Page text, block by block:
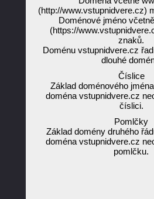
(http://www.vstupnidvere.cz)
Doménové jméno
(https://
znaků.
Doménu vstupnidvere.cz
dlouhé
Číslice
Základ doménového
doména vstupnidvere.cz
číslici.
Pomlčky
Základ domény druhého
doména vstupnidvere.cz
pomlčku.